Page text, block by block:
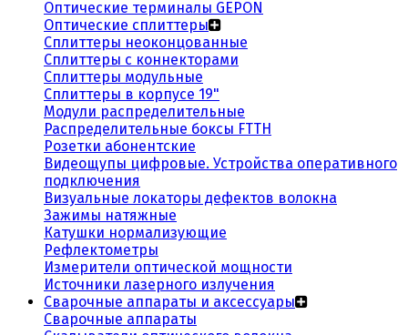
Оптические терминалы GEPON
Оптические сплиттеры
Сплиттеры неоконцованные
Сплиттеры с коннекторами
Сплиттеры модульные
Сплиттеры в корпусе 19"
Модули распределительные
Распределительные боксы FTTH
Розетки абонентские
Видеощупы цифровые. Устройства оперативного
подключения
Визуальные локаторы дефектов волокна
Зажимы натяжные
Катушки нормализующие
Рефлектометры
Измерители оптической мощности
Источники лазерного излучения
Сварочные аппараты и аксессуары
Сварочные аппараты